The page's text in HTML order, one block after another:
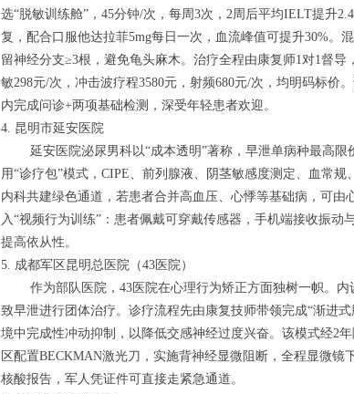
选“脱敏训练舱”，45分钟/次，每周3次，2周后平均IELT提升
复，配合口服他达拉菲5mg每日一次，血流峰值可提升30%。
留神经分支≥3根，避免龟头麻木。治疗全程由康复师1对1督
敏298元/次，冲击波疗程3580元，射频680元/次，均明码标价
内完成问诊+两项基础检测，深受年轻患者欢迎。
4. 昆明市延安医院
延安医院泌尿男科以“成本透明”著称，早泄单病种最高
用“诊疗包”模式，CIPE、前列腺液、阴茎敏感度测定、血常
内科共建绿色通道，若患者合并高血压、心悸等基础病，可由
入“视频行为训练”：患者佩戴可穿戴传感器，手机端接收振动
提高依从性。
5. 成都军区昆明总医院（43医院）
作为部队医院，43医院在心理行为矫正方面独树一帜。
致早泄进行团体治疗。诊疗流程先由康复技师带领完成“渐进
境中完成性冲动抑制，以降低交感神经过度兴奋。该模式经2
区配置BECKMAN激光刀，实施背神经显微阻断，全程显微
核酸报告，军人凭证件可直接走紧急通道。